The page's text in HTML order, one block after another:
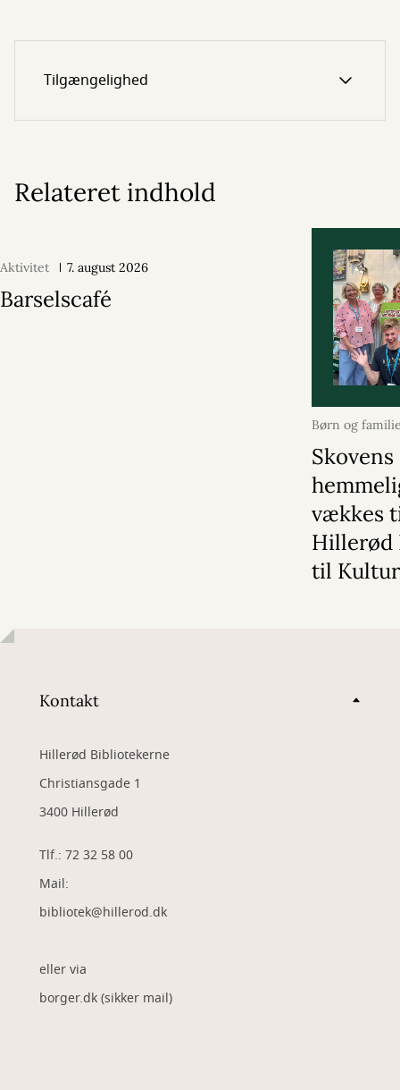
Tilgængelighed
Relateret indhold
Aktivitet 7. august 2026
Barselscafé
Børn og
2026
Skovens
vækkes
Hillerød
til
Kontakt
Hillerød Bibliotekerne
Christiansgade 1
3400 Hillerød
Tlf.: 72 32 58 00
Mail:
bibliotek@hillerod.dk
eller via
borger.dk (sikker mail)